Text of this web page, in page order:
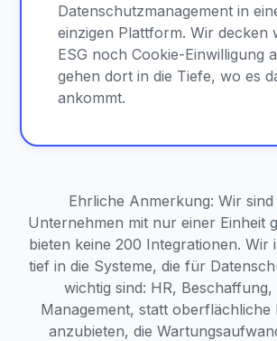
Datenschutzmanagement in
einzigen Plattform. Wir decken
ESG noch Cookie-Einwilligung
gehen dort in die Tiefe, wo es
ankommt.
Ehrliche Anmerkung: Wir
Unternehmen mit nur einer Einheit
bieten keine 200 Integrationen. Wir
tief in die Systeme, die für
wichtig sind: HR, Beschaffung,
Management, statt oberflächliche
anzubieten, die